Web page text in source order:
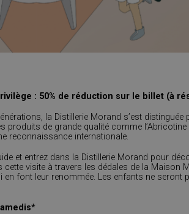
: 50% de réduction sur le billet (à
la Distillerie Morand s’est
produits de grande qualité comme
reconnaissance internationale.
et entrez dans la Distillerie Morand pour
cette visite à travers les dédales de la Maison
en font leur renommée. Les enfants ne seront